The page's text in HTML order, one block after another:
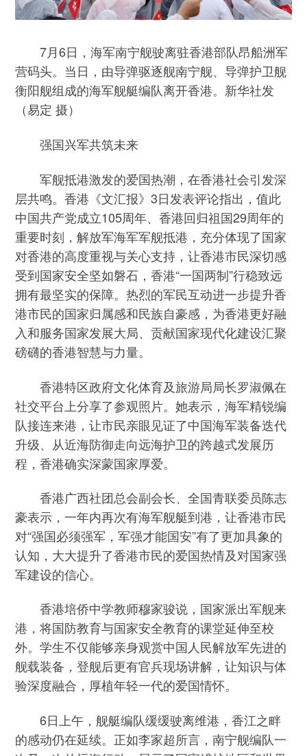
7月6日，海军南宁舰驶离驻香港部队昂船洲军
营码头。当日，由导弹驱逐舰南宁舰、导弹护卫舰
衡阳舰组成的海军舰艇编队离开香港。新华社发
（易定 摄）
强国兴军共筑未来
军舰抵港激发的爱国热潮，在香港社会引发深
层共鸣。香港《文汇报》3日发表评论指出，值此
中国共产党成立105周年、香港回归祖国29周年的
重要时刻，解放军海军军舰抵港，充分体现了国家
对香港的高度重视与关心支持，让香港市民深切感
受到国家安全坚如磐石，香港“一国两制”行稳致远
拥有最坚实的保障。热烈的军民互动进一步提升香
港市民的国家归属感和民族自豪感，为香港更好融
入和服务国家发展大局、贡献国家现代化建设汇聚
磅礴的香港智慧与力量。
香港特区政府文化体育及旅游局局长罗淑佩在
社交平台上分享了参观照片。她表示，海军精锐编
队接连来港，让市民亲眼见证了中国海军装备迭代
升级、从近海防御走向远海护卫的跨越式发展历
程，香港确实深蒙国家厚爱。
香港广西社团总会副会长、全国青联委员陈志
豪表示，一年内再次有海军舰艇到港，让香港市民
对“强国必须强军，军强才能国安”有了更加具象的
认知，大大提升了香港市民的爱国热情及对国家强
军建设的信心。
香港培侨中学教师穆家骏说，国家派出军舰来
港，将国防教育与国家安全教育的课堂延伸至校
外。学生不仅能够亲身观赏中国人民解放军先进的
舰载装备，登舰后更有官兵现场讲解，让知识与体
验深度融合，厚植年轻一代的爱国情怀。
6日上午，舰艇编队缓缓驶离维港，香江之畔
的感动仍在延续。正如李家超所言，南宁舰编队一